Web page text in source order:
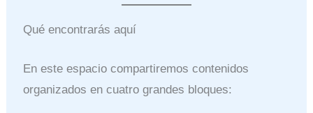
Qué encontrarás aquí
En este espacio compartiremos contenidos
organizados en cuatro grandes bloques: